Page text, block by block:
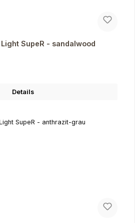
SupeR - sandalwood
Details